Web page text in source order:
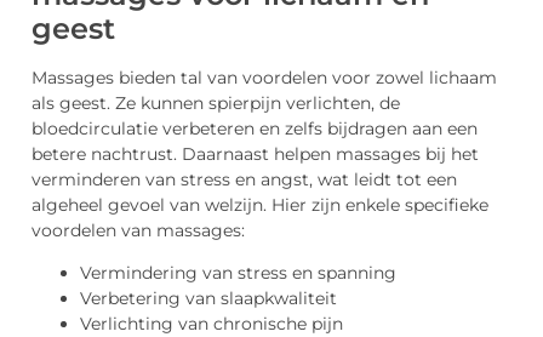
geest
Massages bieden tal van voordelen voor zowel lichaam
als geest. Ze kunnen spierpijn verlichten, de
bloedcirculatie verbeteren en zelfs bijdragen aan een
betere nachtrust. Daarnaast helpen massages bij het
verminderen van stress en angst, wat leidt tot een
algeheel gevoel van welzijn. Hier zijn enkele specifieke
voordelen van massages:
Vermindering van stress en spanning
Verbetering van slaapkwaliteit
Verlichting van chronische pijn